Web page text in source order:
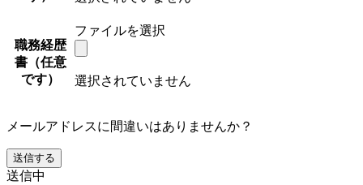
職務経歴
書（任意
です）
ファイルを選択
選択されていません
メールアドレスに間違いはありませんか？
送信中